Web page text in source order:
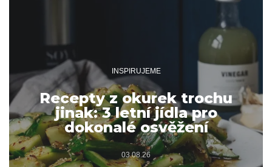
INSPIRUJEME
Recepty z okurek trochu
jinak: 3 letní jídla pro
dokonalé osvěžení
03.08.26